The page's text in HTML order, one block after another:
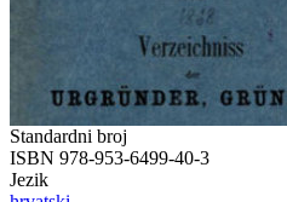
Standardni broj
ISBN 978-953-6499-40-3
Jezik